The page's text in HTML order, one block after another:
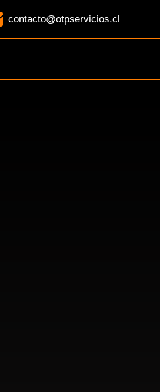
contacto@otpservicios.cl